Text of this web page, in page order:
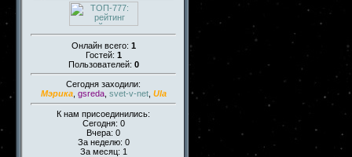
Онлайн всего: 1
Гостей: 1
Пользователей: 0
Сегодня заходили:
Мэрика, gsreda, svet-v-net, Ula
К нам присоединились:
Сегодня: 0
Вчера: 0
За неделю: 0
За месяц: 1